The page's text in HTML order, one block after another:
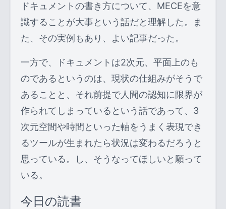
ドキュメントの書き方について、MECEを意
識することが大事という話だと理解した。ま
た、その実例もあり、よい記事だった。
一方で、ドキュメントは2次元、平面上のも
のであるというのは、現状の仕組みがそうで
あることと、それ前提で人間の認知に限界が
作られてしまっているという話であって、3
次元空間や時間といった軸をうまく表現でき
るツールが生まれたら状況は変わるだろうと
思っている。し、そうなってほしいと願って
いる。
今日の読書